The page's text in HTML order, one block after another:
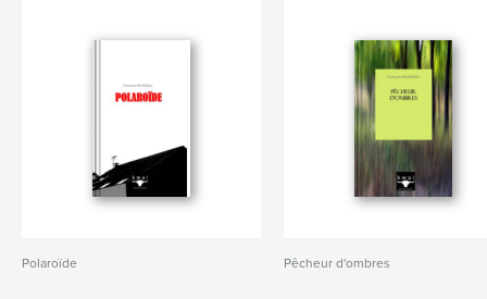
Polaroïde Pêcheur d'ombres